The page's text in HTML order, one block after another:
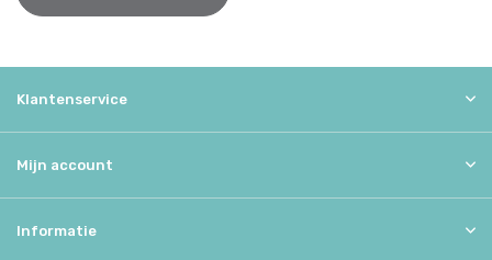
Klantenservice
Mijn account
Informatie